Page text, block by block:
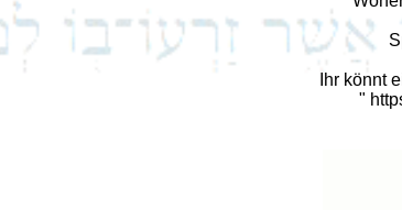
Ihr könnt
"